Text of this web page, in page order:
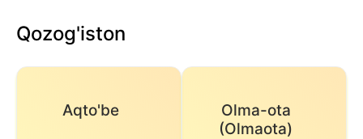
Qozog'iston
Aqto'be
Olma-ota
(Olmaota)